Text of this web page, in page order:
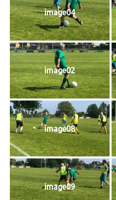
image04
image02
image08
image09